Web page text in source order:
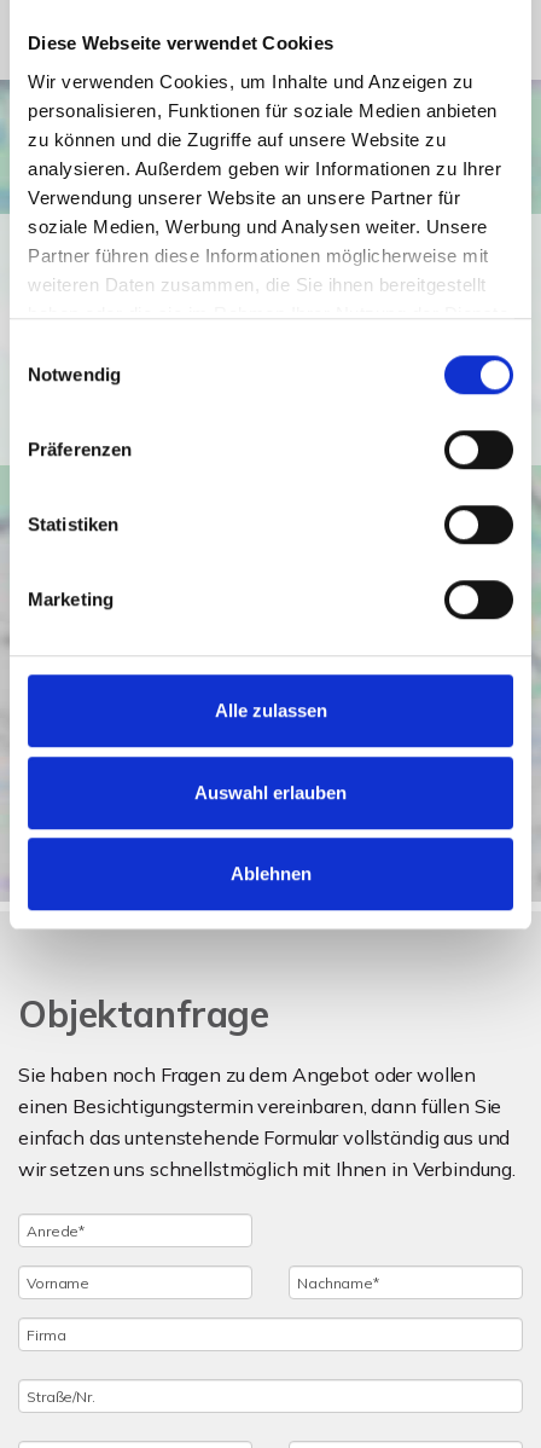
Diese Webseite verwendet Cookies
Wir verwenden Cookies, um Inhalte und Anzeigen zu
personalisieren, Funktionen für soziale Medien anbieten
zu können und die Zugriffe auf unsere Website zu
analysieren. Außerdem geben wir Informationen zu Ihrer
Verwendung unserer Website an unsere Partner für
soziale Medien, Werbung und Analysen weiter. Unsere
Partner führen diese Informationen möglicherweise mit
weiteren Daten zusammen, die Sie ihnen bereitgestellt
haben oder die sie im Rahmen Ihrer Nutzung der Dienste
Notwendig
Präferenzen
Statistiken
Marketing
Alle zulassen
Auswahl erlauben
Ablehnen
Ich bin damit einverstanden, dass mir Karten von Google
angezeigt werden. Es gelten die
Datenschutzbedingungen von Google
Objektanfrage
Sie haben noch Fragen zu dem Angebot oder wollen
einen Besichtigungstermin vereinbaren, dann füllen Sie
einfach das untenstehende Formular vollständig aus und
wir setzen uns schnellstmöglich mit Ihnen in Verbindung.